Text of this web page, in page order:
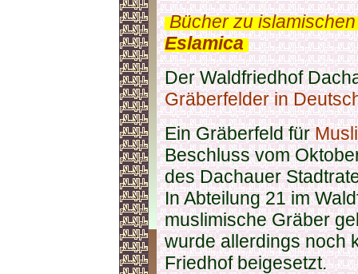
.Bücher zu
Eslamica.
Der Waldfriedhof
Gräberfelder in
Ein Gräberfeld für
Beschluss vom
des Dachauer
In Abteilung 21 im
muslimische Gräber
wurde allerdings noch
Friedhof beigesetzt.